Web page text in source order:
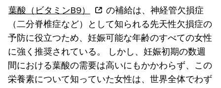
葉酸（ビタミンB9）
の補給は、神経管欠損症
（二分脊椎症など）として知られる先天性欠損症の
予防に役立つため、妊娠可能な年齢のすべての女性
に強く推奨されている。 しかし、妊娠初期の数週
間における葉酸の需要は高いにもかかわらず、この
栄養素について知っていた女性は、世界全体でわず